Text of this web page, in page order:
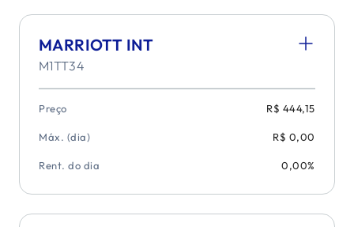
MARRIOTT INT
M1TT34
Preço R$ 444,15
Máx. (dia) R$ 0,00
Rent. do dia 0,00%